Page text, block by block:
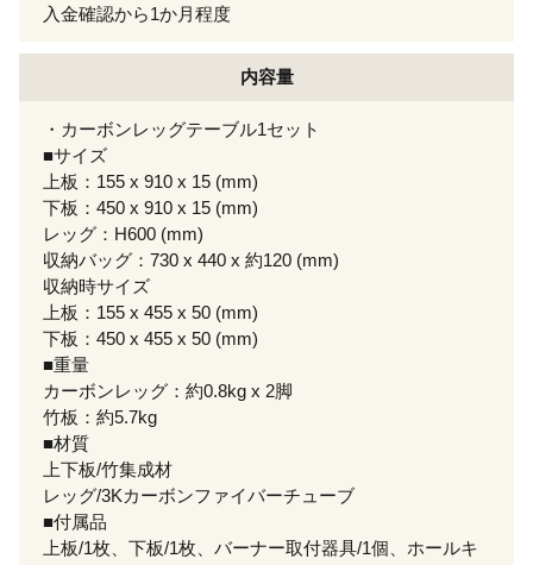
入金確認から1か月程度
内容量
・カーボンレッグテーブル1セット
■サイズ
上板：155 x 910 x 15 (mm)
下板：450 x 910 x 15 (mm)
レッグ：H600 (mm)
収納バッグ：730 x 440 x 約120 (mm)
収納時サイズ
上板：155 x 455 x 50 (mm)
下板：450 x 455 x 50 (mm)
■重量
カーボンレッグ：約0.8kg x 2脚
竹板：約5.7kg
■材質
上下板/竹集成材
レッグ/3Kカーボンファイバーチューブ
■付属品
上板/1枚、下板/1枚、バーナー取付器具/1個、ホールキ